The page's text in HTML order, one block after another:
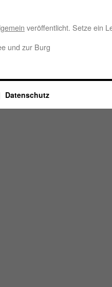
veröffentlicht. Setze ein
und zur Burg
Datenschutz